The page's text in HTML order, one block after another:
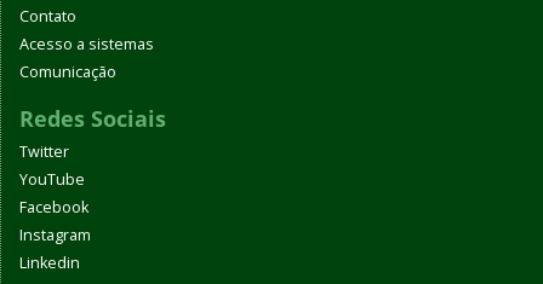
Contato
Acesso a sistemas
Comunicação
Redes Sociais
Twitter
YouTube
Facebook
Instagram
Linkedin